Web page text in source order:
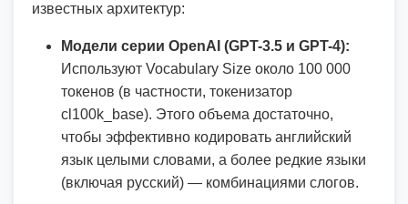
известных архитектур:
Модели серии OpenAI (GPT-3.5 и GPT-4):
Используют Vocabulary Size около 100 000
токенов (в частности, токенизатор
cl100k_base). Этого объема достаточно,
чтобы эффективно кодировать английский
язык целыми словами, а более редкие языки
(включая русский) — комбинациями слогов.